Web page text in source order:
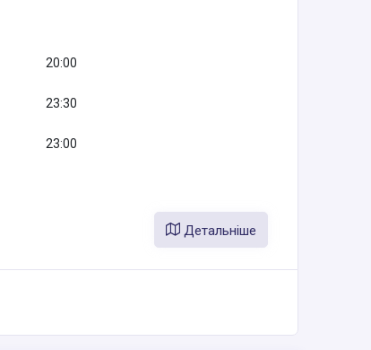
20:00
23:30
23:00
Детальніше